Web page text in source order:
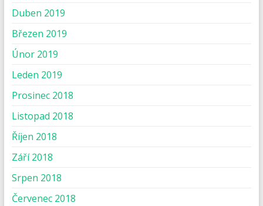
Duben 2019
Březen 2019
Únor 2019
Leden 2019
Prosinec 2018
Listopad 2018
Říjen 2018
Září 2018
Srpen 2018
Červenec 2018